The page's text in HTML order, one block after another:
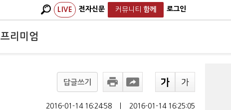
LIVE 전자신문 커뮤니티 함께 로그인
프리미엄
답글쓰기
2016-01-14 16:24:58 2016-01-14 16:25:05